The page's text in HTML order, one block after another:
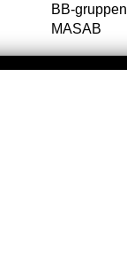
BB-gruppen
MASAB